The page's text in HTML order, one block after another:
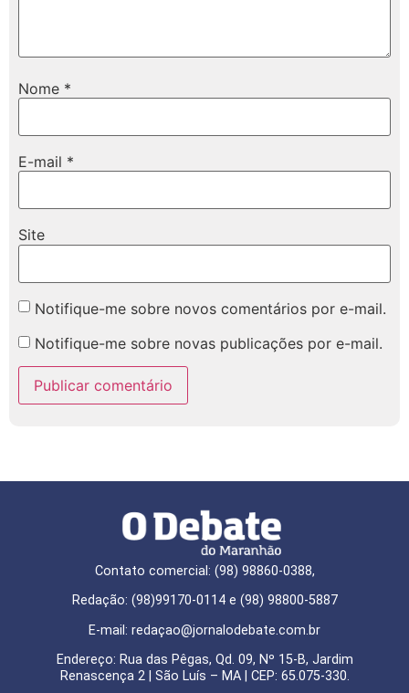
Nome *
E-mail *
Site
Notifique-me sobre novos comentários por e-mail.
Notifique-me sobre novas publicações por e-mail.
Contato comercial: (98) 98860-0388,
Redação: (98)99170-0114 e (98) 98800-5887
E-mail: redaçao@jornalodebate.com.br
Endereço: Rua das Pêgas, Qd. 09, Nº 15-B, Jardim
Renascença 2 | São Luís – MA | CEP: 65.075-330.